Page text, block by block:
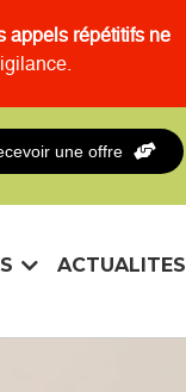
appels répétitifs ne
une offre
ACTUALITES